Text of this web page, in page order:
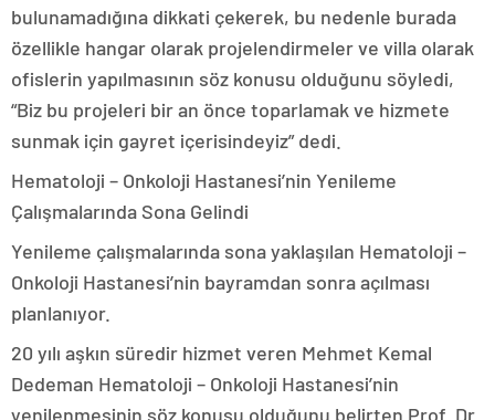
bulunamadığına dikkati çekerek, bu nedenle burada
özellikle hangar olarak projelendirmeler ve villa olarak
ofislerin yapılmasının söz konusu olduğunu söyledi,
“Biz bu projeleri bir an önce toparlamak ve hizmete
sunmak için gayret içerisindeyiz” dedi.
Hematoloji – Onkoloji Hastanesi’nin Yenileme
Çalışmalarında Sona Gelindi
Yenileme çalışmalarında sona yaklaşılan Hematoloji –
Onkoloji Hastanesi’nin bayramdan sonra açılması
planlanıyor.
20 yılı aşkın süredir hizmet veren Mehmet Kemal
Dedeman Hematoloji – Onkoloji Hastanesi’nin
yenilenmesinin söz konusu olduğunu belirten Prof. Dr.